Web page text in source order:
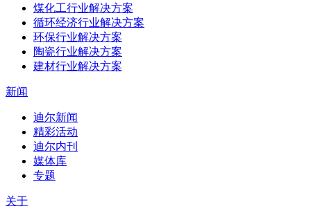
煤化工行业解决方案
循环经济行业解决方案
环保行业解决方案
陶瓷行业解决方案
建材行业解决方案
新闻
迪尔新闻
精彩活动
迪尔内刊
媒体库
专题
关于